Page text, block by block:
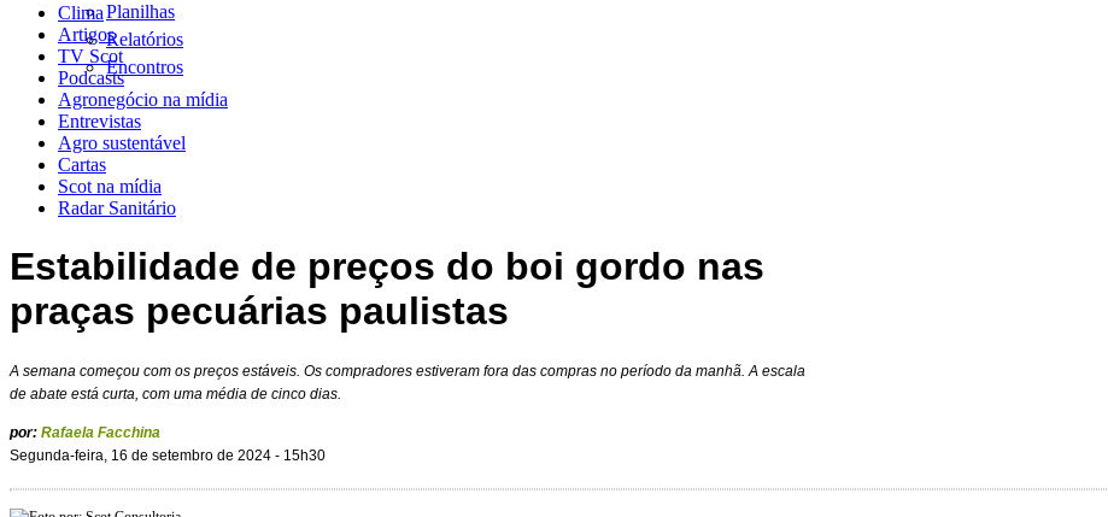
Planilhas
Relatórios
Encontros
Clima
Artigos
TV Scot
Podcasts
Agronegócio na mídia
Entrevistas
Agro sustentável
Cartas
Scot na mídia
Radar Sanitário
Estabilidade de preços do boi gordo nas
praças pecuárias paulistas
A semana começou com os preços estáveis. Os compradores estiveram fora das compras no período da manhã. A escala
de abate está curta, com uma média de cinco dias.
por: Rafaela Facchina
Segunda-feira, 16 de setembro de 2024 - 15h30